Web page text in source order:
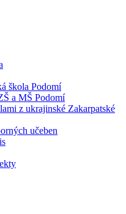
škola Podomí
a MŠ Podomí
z ukrajinské Zakarpatské
učeben